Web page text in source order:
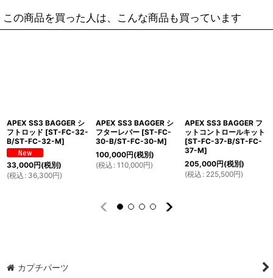
この商品を買った人は、こんな商品も買っています
APEX SS3 BAGGER シ
フトロッド [ST-FC-32-
B/ST-FC-32-M]
33,000円(税別)
(税込 : 36,300円)
APEX SS3 BAGGER シ
フターレバー [ST-FC-
30-B/ST-FC-30-M]
100,000円(税別)
(税込 : 110,000円)
APEX SS3 BAGGER フ
ットコントロールキット
[ST-FC-37-B/ST-FC-
37-M]
205,000円(税別)
(税込 : 225,500円)
カプチパーツ